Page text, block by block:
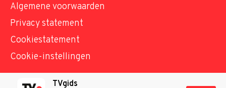
Algemene voorwaarden
Privacy statement
Cookiestatement
Cookie-instellingen
TVgids